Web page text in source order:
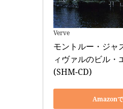
Verve
モントルー・ジャ
ィヴァルのビル・
(SHM-CD)
Amazon